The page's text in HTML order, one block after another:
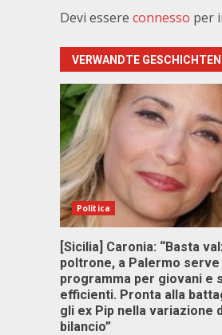
Devi essere connesso per
VERWANDTE GESCHICHTEN
Politica
[Sicilia] Caronia: “Basta
poltrone, a Palermo serve
programma per giovani e
efficienti. Pronta alla
gli ex Pip nella variazione
bilancio”